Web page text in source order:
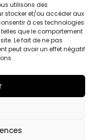
utilisons des
stocker et/ou accéder aux
à ces technologies
que le comportement
Le fait de ne pas
peut avoir un effet négatif
et des informations